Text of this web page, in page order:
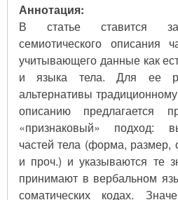
Аннотация:
В статье ставится
семиотического описания
учитывающего данные как
и языка тела. Для ее
альтернативы
описанию предлагается
«признаковый» подход:
частей тела (форма, размер,
и проч.) и указываются те
принимают в вербальном
соматических кодах.